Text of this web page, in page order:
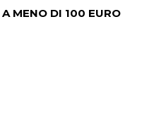
MENO DI 100 EURO